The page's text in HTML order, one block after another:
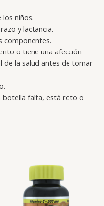
los niños.
y lactancia.
componentes.
o tiene una afección
de la salud antes de tomar
botella falta, está roto o